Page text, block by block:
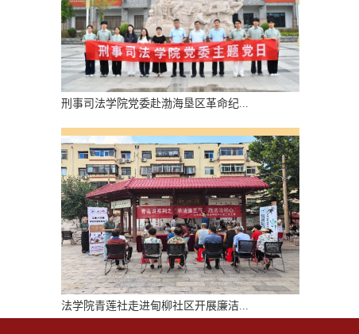
刑事司法学院党委赴渤海垦区革命纪...
法学院青莲社走进甸柳社区开展廉洁...